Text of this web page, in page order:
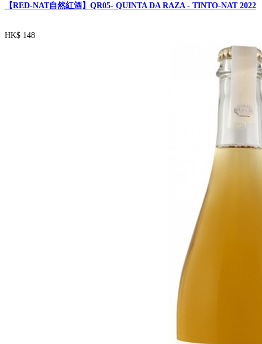
【RED-NAT自然紅酒】QR05- QUINTA DA RAZA - TINTO-NAT 2022
HK$ 148